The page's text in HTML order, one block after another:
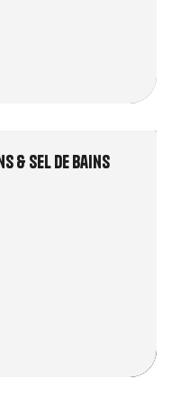
& sel de bains